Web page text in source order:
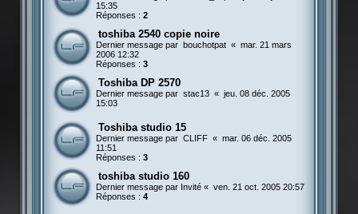
15:35
Réponses : 2
toshiba 2540 copie noire
Dernier message par bouchotpat « mar. 21 mars
2006 12:32
Réponses : 3
Toshiba DP 2570
Dernier message par stac13 « jeu. 08 déc. 2005
15:03
Toshiba studio 15
Dernier message par CLIFF « mar. 06 déc. 2005
11:51
Réponses : 3
toshiba studio 160
Dernier message par Invité« ven. 21 oct. 2005 20:57
Réponses : 4